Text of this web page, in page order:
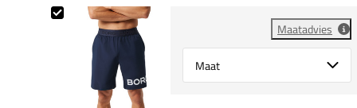
Maatadvies
Select {option} for {name}
Björn Borg 9 Inch Short